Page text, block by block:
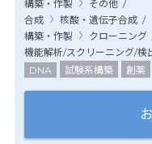
構築・作製
その他 /
合成
核酸・遺伝子合成 /
構築・作製
クローニング
機能解析/スクリーニング/検
DNA
試験系構築 創薬